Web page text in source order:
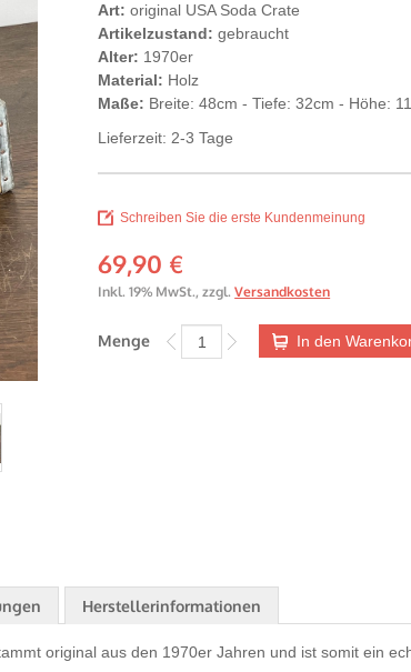
Art: original USA Soda Crate
Artikelzustand: gebraucht
Alter: 1970er
Material: Holz
Maße: Breite: 48cm - Tiefe: 32cm - Höhe:
Lieferzeit: 2-3 Tage
Schreiben Sie die erste Kundenmeinung
69,90 €
Inkl. 19% MwSt.,zzgl.Versandkosten
Menge In den
Herstellerinformationen
original aus den 1970er Jahren und ist somit ein